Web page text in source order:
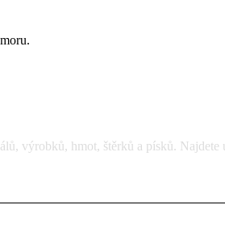
výrobků, hmot, štěrků a písků.